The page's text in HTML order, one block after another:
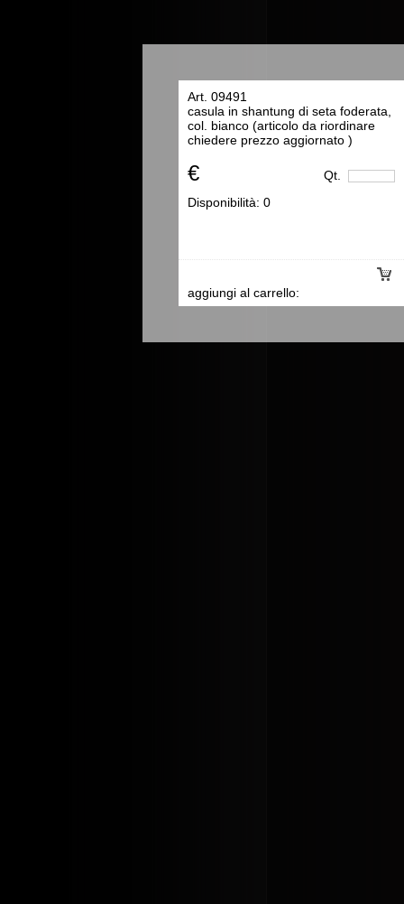
Art. 09491
casula in shantung di seta foderata,
col. bianco (articolo da riordinare
chiedere prezzo aggiornato )
€ Qt.
aggiungi al carrello:
Disponibilità: 0